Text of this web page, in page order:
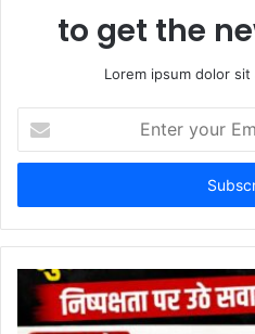
to get the
Lorem ipsum dolor
your
Email